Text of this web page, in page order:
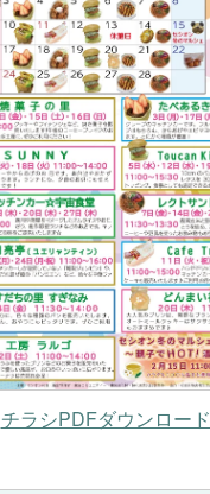
チラシPDFダウンロード